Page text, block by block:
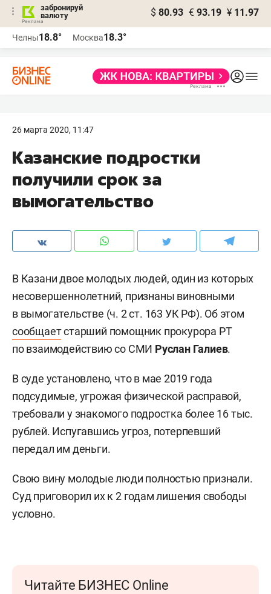
забронируй
валюту
$ 80.93 € 93.19 ¥ 11.97
Челны18.8° Москва18.3°
26 марта 2020, 11:47
Казанские подростки
получили срок за
вымогательство
В Казани двое молодых людей, один из которых
несовершеннолетний, признаны виновными
в вымогательстве (ч. 2 ст. 163 УК РФ). Об этом
сообщаетстарший помощник прокурора РТ
по взаимодействию со СМИ Руслан Галиев.
В суде установлено, что в мае 2019 года
подсудимые, угрожая физической расправой,
требовали у знакомого подростка более 16 тыс.
рублей. Испугавшись угроз, потерпевший
передал им деньги.
Свою вину молодые люди полностью признали.
Суд приговорил их к 2 годам лишения свободы
условно.
Читайте БИЗНЕС Online